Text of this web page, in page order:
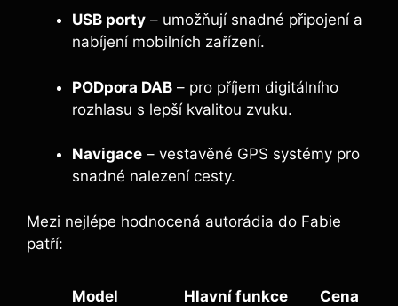
USB porty – umožňují snadné připojení a
nabíjení mobilních zařízení.
PODpora DAB – pro příjem digitálního
rozhlasu s lepší kvalitou zvuku.
Navigace – vestavěné GPS systémy pro
snadné nalezení cesty.
Mezi nejlépe hodnocená autorádia do Fabie
patří:
Model Hlavní funkce Cena